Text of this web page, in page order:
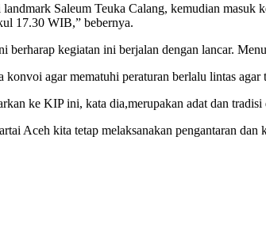
Saleum Teuka Calang, kemudian
17.30 WIB,” bebernya.
berharap kegiatan ini berjalan dengan lancar.
konvoi agar mematuhi peraturan berlalu lintas
ke KIP ini, kata dia,merupakan adat dan
Aceh kita tetap melaksanakan pengantaran